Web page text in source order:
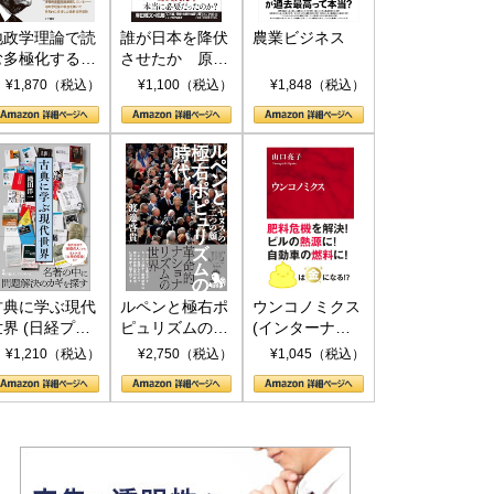
政学理論で読
多極化する世
トランプと
¥1,870（税込）
誰が日本を降伏
させたか 原爆
投下、ソ連参
(PHP新書)
¥1,100（税込）
農業ビジネス
¥1,848（税込）
典に学ぶ現代
界 (日経プレ
アシリーズ)
¥1,210（税込）
ルペンと極右ポ
ピュリズムの時
代：〈ヤヌス〉
¥2,750（税込）
ウンコノミクス
(インターナシ
ョナル新書)
¥1,045（税込）